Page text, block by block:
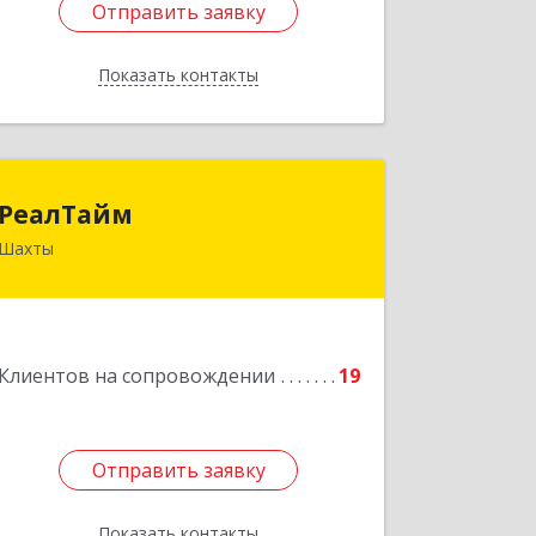
Отправить заявку
Показать контакты
Отправить заявку
Назад
РеалТайм
Шахты
Клиентов на сопровождении 19
Отправить заявку
346504, Ростовская обл, Шахты г,
Отправить заявку